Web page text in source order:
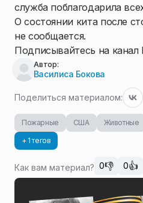
служба поблагодарила
О состоянии кита после
не сообщается.
Подписывайтесь на
Автор:
Василиса Бокова
Поделиться материалом:
Пожарные США Животные
+ 1 тегов
Как вам материал? 0👎 0👍